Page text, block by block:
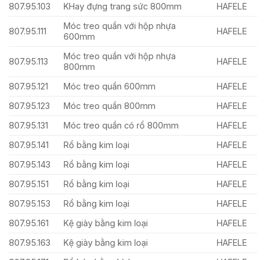
807.95.103
KHay đựng trang sức 800mm HAFELE
807.95.111
Móc treo quần với hộp nhựa
600mm
HAFELE
807.95.113
Móc treo quần với hộp nhựa
800mm
HAFELE
807.95.121 Móc treo quần 600mm
HAFELE
807.95.123
Móc treo quần 800mm
HAFELE
807.95.131
Móc treo quần có rổ 800mm
HAFELE
807.95.141
Rổ bằng kim loại
HAFELE
807.95.143
Rổ bằng kim loại
HAFELE
807.95.151
Rổ bằng kim loại
HAFELE
807.95.153
Rổ bằng kim loại
HAFELE
807.95.161
Kệ giày bằng kim loại
HAFELE
807.95.163
Kệ giày bằng kim loại
HAFELE